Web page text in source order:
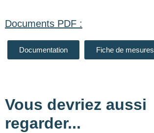
Documents PDF :
Documentation Fiche de mesures
Vous devriez aussi
regarder...